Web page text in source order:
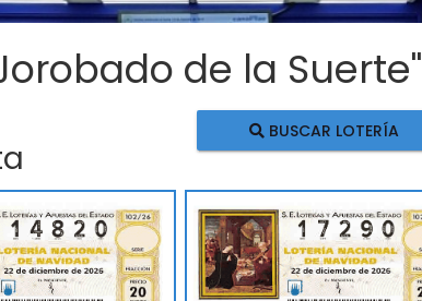
de la Suerte"
BUSCAR LOTERÍA